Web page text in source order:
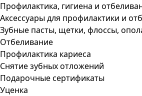
Профилактика, гигиена и
Аксессуары для профилактики и
Зубные пасты, щетки, флоссы,
Отбеливание
Профилактика кариеса
Снятие зубных отложений
Подарочные сертификаты
Уценка